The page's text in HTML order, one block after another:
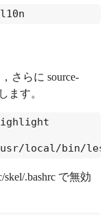
さらに source-
ます。
usr/local/bin/
.bashrc で無効